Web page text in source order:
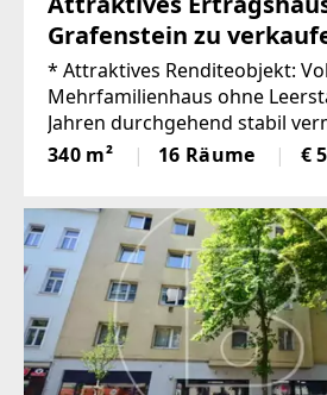
Grafenstein zu
(Provisionsfrei)
* Attraktives Renditeobjekt:
Mehrfamilienhaus ohne Leerstand (seit
Jahren durchgehend stabil
Zukunftssichere Technik:
über Fernwärme und
340 m² 16 Räume €